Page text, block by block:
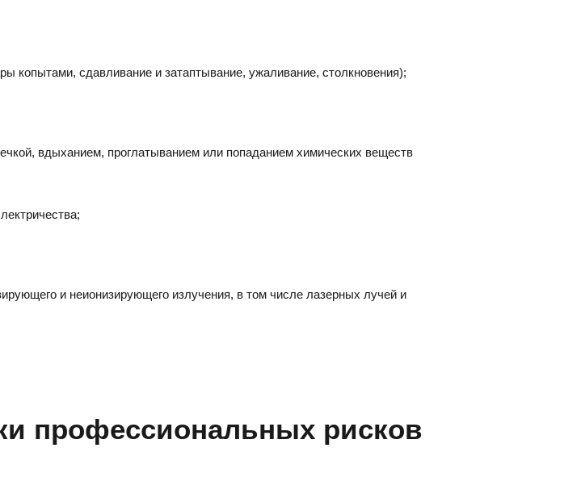
копытами, сдавливание и затаптывание, ужаливание, столкновения);
вдыханием, проглатыванием или попаданием химических веществ
и неионизирующего излучения, в том числе лазерных лучей и
профессиональных рисков